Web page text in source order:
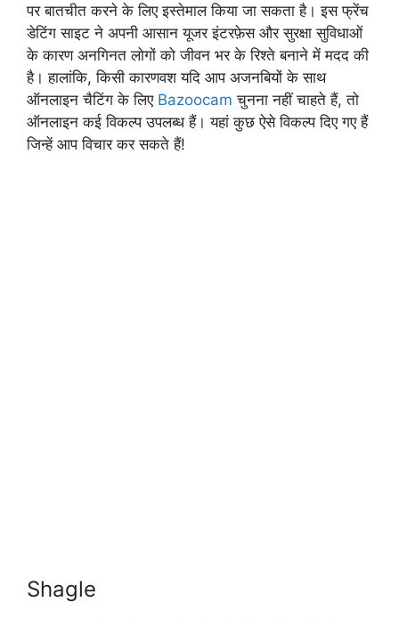
पर बातचीत करने के लिए इस्तेमाल किया जा सकता है। इस फ्रेंच
डेटिंग साइट ने अपनी आसान यूजर इंटरफ़ेस और सुरक्षा सुविधाओं
के कारण अनगिनत लोगों को जीवन भर के रिश्ते बनाने में मदद की
है। हालांकि, किसी कारणवश यदि आप अजनबियों के साथ
ऑनलाइन चैटिंग के लिए Bazoocam चुनना नहीं चाहते हैं, तो
ऑनलाइन कई विकल्प उपलब्ध हैं। यहां कुछ ऐसे विकल्प दिए गए हैं
जिन्हें आप विचार कर सकते हैं!
Shagle